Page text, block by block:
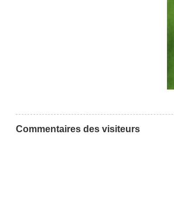
Commentaires des visiteurs